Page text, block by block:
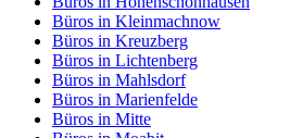
Büros in Kleinmachnow
Büros in Kreuzberg
Büros in Lichtenberg
Büros in Mahlsdorf
Büros in Marienfelde
Büros in Mitte